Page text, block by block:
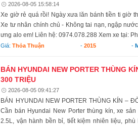
2026-08-05 15:58:14
Xe giờ rẻ quá rồi! Ngày xưa lăn bánh tiền ti giờ
Xe tư nhân chính chủ - Không tai nạn, ngập
ưng alo em! Liên hệ: 0974.078.288 Xem xe tại:
Giá:Thỏa Thuận - 2015 -
BÁN HYUNDAI NEW PORTER THÙNG
300 TRIỆU
2026-08-05 09:41:27
BÁN HYUNDAI NEW PORTER THÙNG KÍN –
Cần bán Hyundai New Porter thùng kín, xe
2.5L, vận hành bền bỉ, tiết kiệm nhiên liệu,